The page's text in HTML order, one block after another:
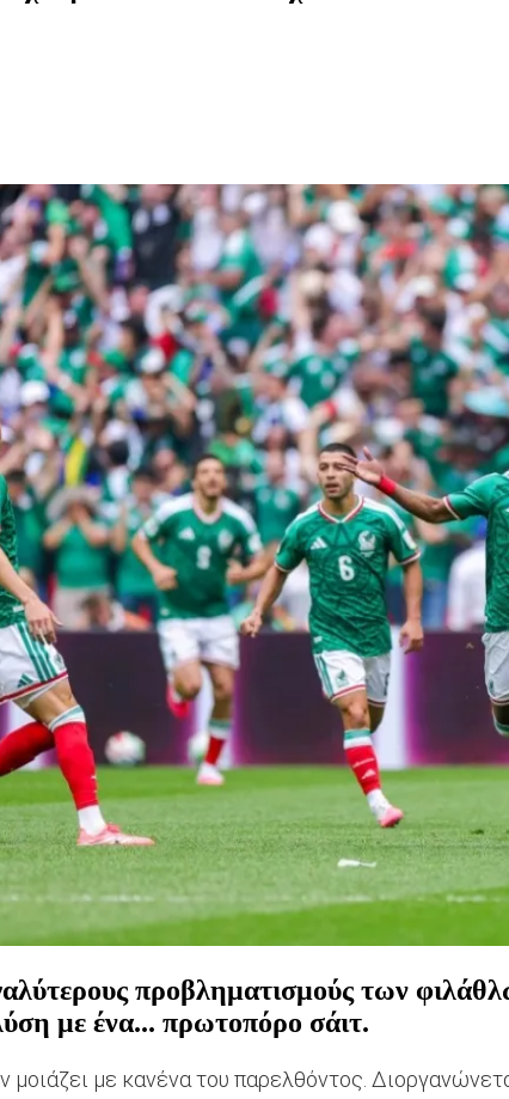
προβληματισμούς των
με ένα... πρωτοπόρο σάιτ.
μοιάζει με κανένα του παρελθόντος.